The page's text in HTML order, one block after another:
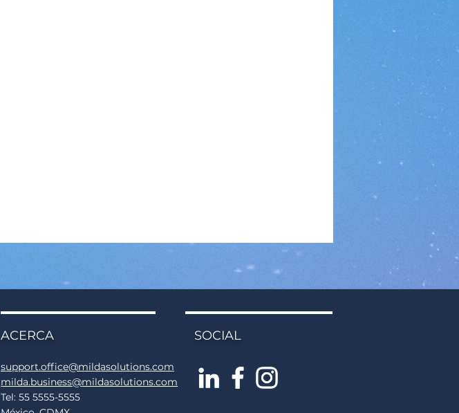
ACERCA SOCIAL
support.office@mildasolutions.com
milda.business@mildasolutions.com
Tel: 55 5555-5555